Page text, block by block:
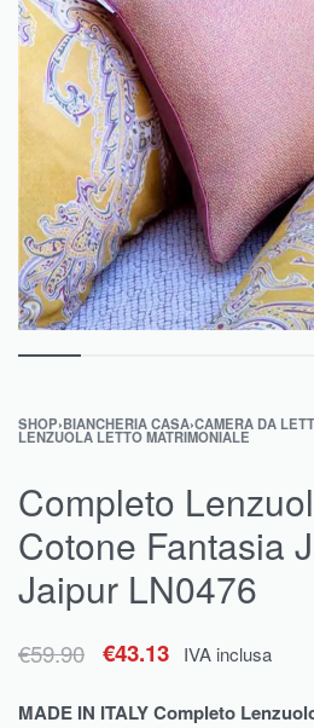
SHOP›BIANCHERIA CASA›CAMERA DA
LENZUOLA LETTO MATRIMONIALE
Completo
Cotone Fantasia
Jaipur LN0476
€59.90 €43.13 IVA inclusa
MADE IN ITALY Completo